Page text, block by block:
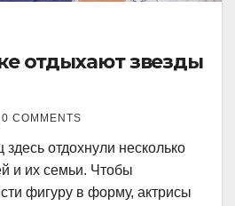
отдыхают звезды
0 COMMENTS
отдохнули несколько
и их семьи. Чтобы
фигуру в форму, актрисы